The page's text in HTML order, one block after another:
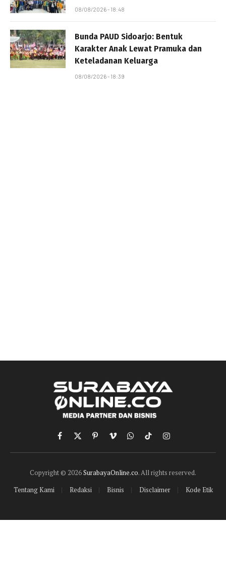
08/08/2026 - 18:48
Bunda PAUD Sidoarjo: Bentuk
Karakter Anak Lewat Pramuka dan
Keteladanan Keluarga
08/08/2026 - 18:39
Facebook
X
(Twitter)
PinterestVimeoWhatsApp
TikTokInstagram
Copyright © 2026SurabayaOnline.co. All rights reserved.
Tentang Kami
Redaksi Bisnis Disclaimer Kode Etik